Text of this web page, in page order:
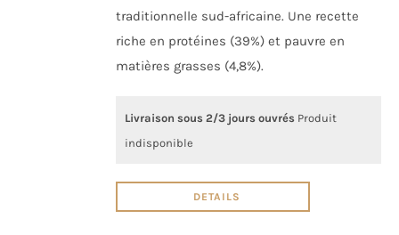
traditionnelle sud-africaine. Une recette
riche en protéines (39%) et pauvre en
matières grasses (4,8%).
Livraison sous 2/3 jours ouvrés Produit
indisponible
DETAILS